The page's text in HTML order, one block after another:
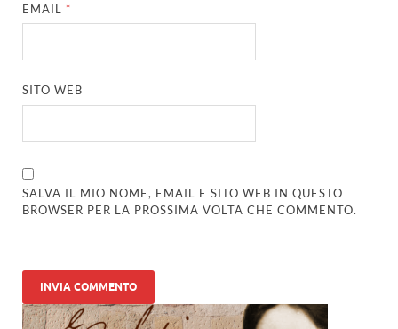
EMAIL *
SITO WEB
SALVA IL MIO NOME, EMAIL E SITO WEB IN QUESTO
BROWSER PER LA PROSSIMA VOLTA CHE COMMENTO.